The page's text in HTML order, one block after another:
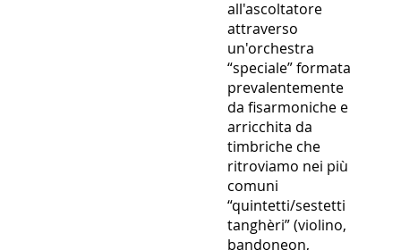
all'ascoltatore
attraverso
un'orchestra
“speciale” formata
prevalentemente
da fisarmoniche e
arricchita da
timbriche che
ritroviamo nei più
comuni
“quintetti/sestetti
tanghèri” (violino,
bandoneon,